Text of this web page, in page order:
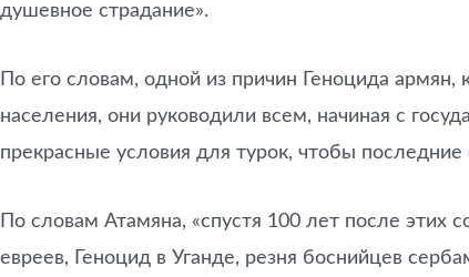
душевное страдание».
По его словам, одной из причин Геноцида
населения, они руководили всем, начиная с
прекрасные условия для турок, чтобы
По словам Атамяна, «спустя 100 лет после этих
евреев, Геноцид в Уганде, резня боснийцев